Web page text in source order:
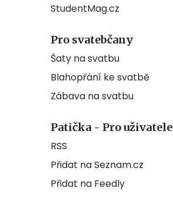
StudentMag.cz
Pro svatebčany
Šaty na svatbu
Blahopřání ke svatbě
Zábava na svatbu
Patička - Pro uživatele
RSS
Přidat na Seznam.cz
Přidat na Feedly